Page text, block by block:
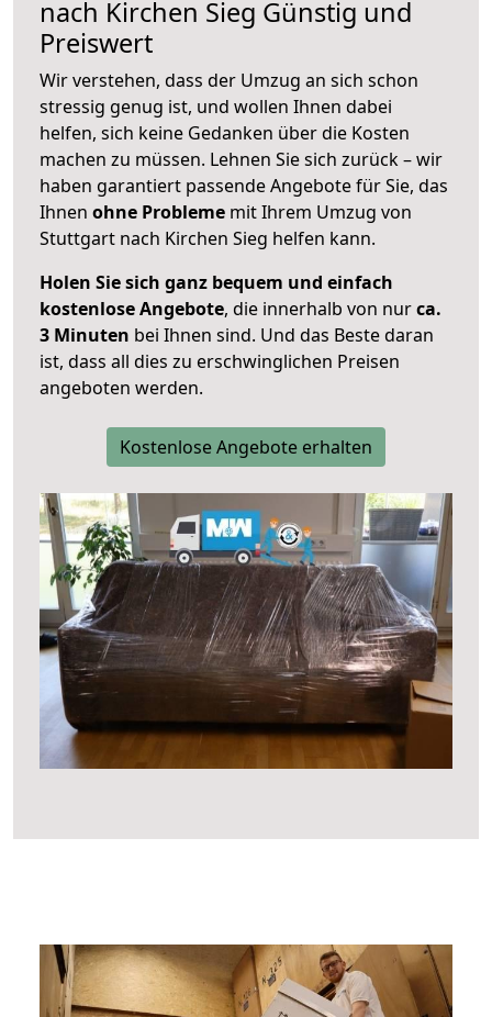
nach Kirchen Sieg Günstig und
Preiswert
Wir verstehen, dass der Umzug an sich schon
stressig genug ist, und wollen Ihnen dabei
helfen, sich keine Gedanken über die Kosten
machen zu müssen. Lehnen Sie sich zurück – wir
haben garantiert passende Angebote für Sie, das
Ihnen ohne Probleme mit Ihrem Umzug von
Stuttgart nach Kirchen Sieg helfen kann.
Holen Sie sich ganz bequem und einfach
kostenlose Angebote, die innerhalb von nurca.
3 Minuten bei Ihnen sind. Und das Beste daran
ist, dass all dies zu erschwinglichen Preisen
angeboten werden.
Kostenlose Angebote erhalten